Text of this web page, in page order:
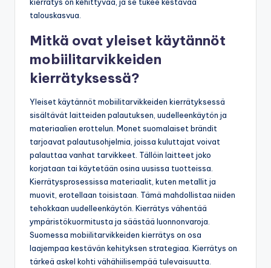
talouskasvua.
Mitkä ovat yleiset käytännöt
mobiilitarvikkeiden
kierrätyksessä?
Yleiset käytännöt mobiilitarvikkeiden kierrätyksessä
sisältävät laitteiden palautuksen, uudelleenkäytön ja
materiaalien erottelun. Monet suomalaiset brändit
tarjoavat palautusohjelmia, joissa kuluttajat voivat
palauttaa vanhat tarvikkeet. Tällöin laitteet joko
korjataan tai käytetään osina uusissa tuotteissa.
Kierrätysprosessissa materiaalit, kuten metallit ja
muovit, erotellaan toisistaan. Tämä mahdollistaa niiden
tehokkaan uudelleenkäytön. Kierrätys vähentää
ympäristökuormitusta ja säästää luonnonvaroja.
Suomessa mobiilitarvikkeiden kierrätys on osa
laajempaa kestävän kehityksen strategiaa. Kierrätys on
tärkeä askel kohti vähähiilisempää tulevaisuutta.